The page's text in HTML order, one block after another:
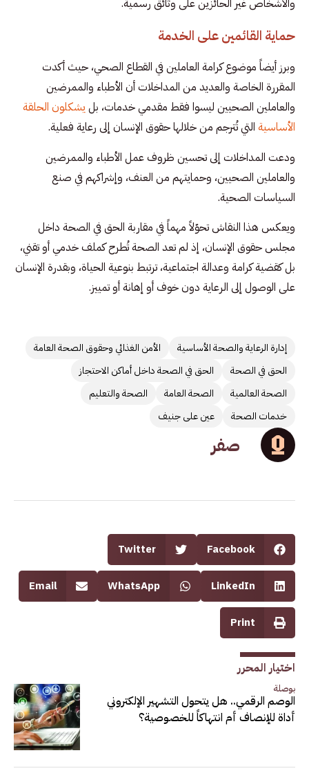
والأشخاص غير الحائزين على وثائق رسمية.
حماية القائمين على الخدمة
وبرز أيضاً موضوع كرامة العاملين في القطاع الصحي، حيث أكدت
المقررة الخاصة والعديد من المداخلات أن الأطباء والممرضين
والعاملين الصحيين ليسوا فقط مقدمي خدمات، بل يشكلون الحلقة
الأساسية التي تُترجم من خلالها حقوق الإنسان إلى رعاية فعلية.
ودعت المداخلات إلى تحسين ظروف عمل الأطباء والممرضين
والعاملين الصحيين، وحمايتهم من العنف، وإشراكهم في صنع
السياسات الصحية.
ويعكس هذا النقاش تحوّلاً مهماً في مقاربة الحق في الصحة داخل
مجلس حقوق الإنسان، إذ لم تعد الصحة تُطرح كملف خدمي أو تقني،
بل كقضية كرامة وعدالة اجتماعية، ترتبط بنوعية الحياة، وبقدرة الإنسان
على الوصول إلى الرعاية دون خوف أو إهانة أو تمييز.
إدارة الرعاية والصحة الأساسية
الأمن الغذائي وحقوق الصحة العامة
الحق في الصحة
الحق في الصحة داخل أماكن الاحتجاز
الصحة العالمية
الصحة العامة
الصحة والتعليم
خدمات الصحة
عين على جنيف
صفر
Facebook
Twitter
LinkedIn
WhatsApp
Email
Print
اختيار المحرر
بوصلة
الوصم الرقمي.. هل يتحول التشهير الإلكتروني
أداة للإنصاف أم انتهاكاً للخصوصية؟